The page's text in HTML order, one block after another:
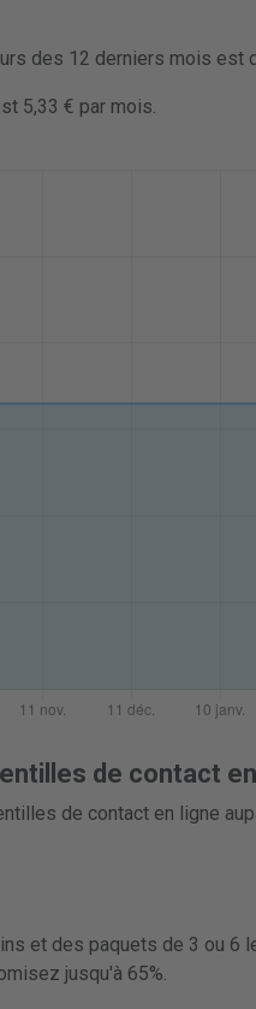
des 12 derniers mois est
5,33 € par mois.
de contact
de contact en ligne
et des paquets de 3 ou
jusqu'à 65%.